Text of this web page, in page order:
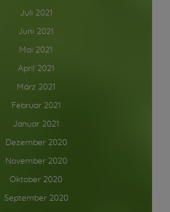
Juli 2021
Juni 2021
Mai 2021
April 2021
März 2021
Februar 2021
Januar 2021
Dezember 2020
November 2020
Oktober 2020
September 2020